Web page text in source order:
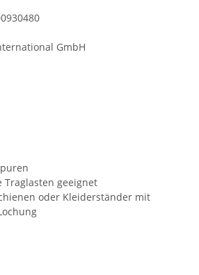
GmbH
geeignet
oder Kleiderständer mit